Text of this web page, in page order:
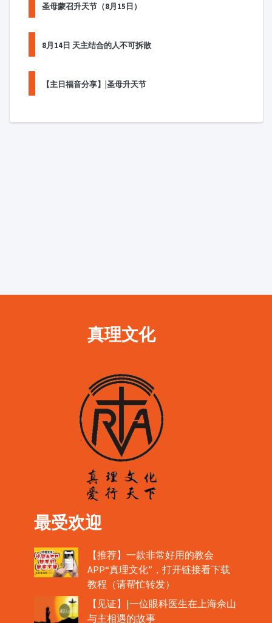
圣母蒙召升天节（8月15日）
8月14日 天主结合的人不可拆散
【主日福音分享】|圣母升天节
真理文化
最受欢迎
【推荐】一款非常好用的教会
APP“真理文化”，打开链接看下载
教程（请帮忙转发）
【见证】|一位眼科医生在上海佘山
与主相遇的故事